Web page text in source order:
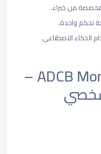
من خبراء.
تحكم واحدة.
الذكاء الاصطناعي
تطبيق ADCB MoneyBuddy –